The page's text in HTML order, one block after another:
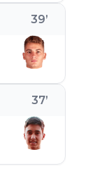
37’
39’